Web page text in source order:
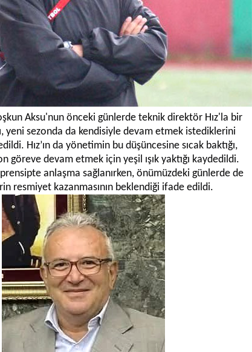
Aksu'nun önceki günlerde teknik direktör Hız'la bir
yeni sezonda da kendisiyle devam etmek istediklerini
Hız’ın da yönetimin bu düşüncesine sıcak baktığı,
göreve devam etmek için yeşil ışık yaktığı kaydedildi.
anlaşma sağlanırken, önümüzdeki günlerde de
resmiyet kazanmasının beklendiği ifade edildi.